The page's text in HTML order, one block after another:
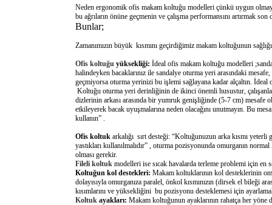
Neden ergonomik ofis makam koltuğu modelleri çünkü uygun
bu ağrıların önüne geçmenin ve çalışma performansını artırmak
Bunlar;
Zamanımızın büyük kısmını geçirdiğimiz makam koltuğunun
Ofis koltuğu yüksekliği: İdeal ofis makam koltuğu modelleri
halindeyken bacaklarınız ile sandalye oturma yeri arasındaki
geçmiyorsa oturma yerinizi bu işlemi sağlayana kadar alçaltın.
Koltuğu oturma yeri derinliğinin de ikinci önemli husustur,
dizlerinin arkası arasında bir yumruk genişliğinde (5-7 cm) mesafe
etkileyerek bacak uyuşmalarına neden olacağını unutmayın. Bu
kullanın” .
Ofis koltuk arkalığı sırt desteği: “Koltuğunuzun arka kısmı
yastıkları kullanılmalıdır” , oturma pozisyonunda omurganın
olması gerekir.
Fileli koltuk modelleri ise sıcak havalarda terleme problemi için
Koltuğun kol destekleri: Makam koltuklarının kol desteklerinin
dolayısıyla omurganıza paralel, önkol kısmınızın (dirsek el bileği
kısımlarını ve yüksekliğini bu pozisyonu desteklemesi için
Koltuk ayakları: Makam koltuğunun ayaklarının rahatça her